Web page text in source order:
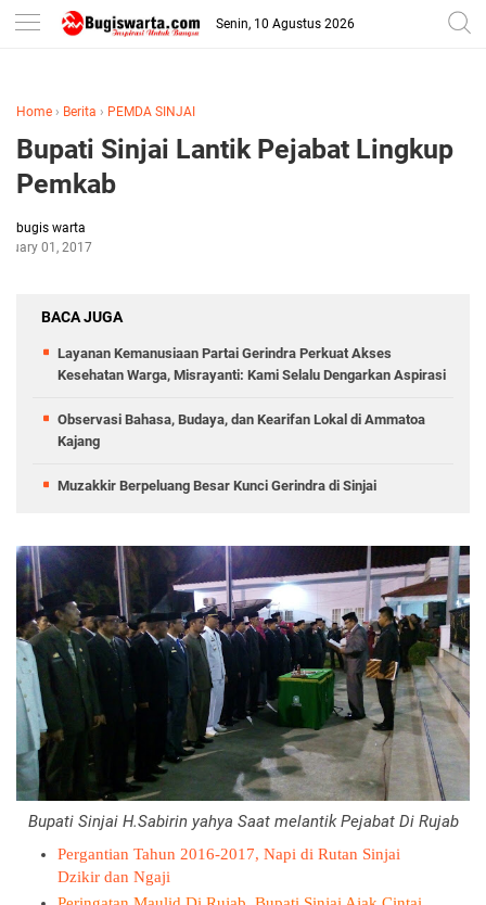
-->
Senin, 10 Agustus 2026
Home › Berita › PEMDA SINJAI
Bupati Sinjai Lantik Pejabat Lingkup
Pemkab
bugis warta
01, 2017
BACA JUGA
Layanan Kemanusiaan Partai Gerindra Perkuat Akses
Kesehatan Warga, Misrayanti: Kami Selalu Dengarkan Aspirasi
Observasi Bahasa, Budaya, dan Kearifan Lokal di Ammatoa
Kajang
Muzakkir Berpeluang Besar Kunci Gerindra di Sinjai
Bupati Sinjai H.Sabirin yahya Saat melantik Pejabat Di Rujab
Pergantian Tahun 2016-2017, Napi di Rutan Sinjai
Dzikir dan Ngaji